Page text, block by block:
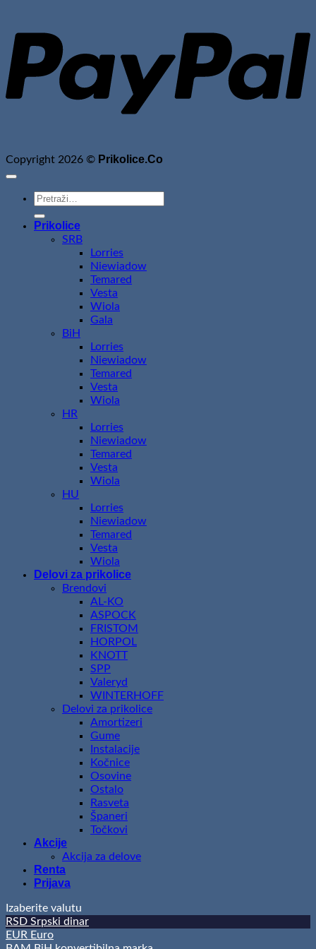
Copyright 2026 © Prikolice.Co
Pretraži:
Prikolice
SRB
Lorries
Niewiadow
Temared
Vesta
Wiola
Gala
BiH
Lorries
Niewiadow
Temared
Vesta
Wiola
HR
Lorries
Niewiadow
Temared
Vesta
Wiola
HU
Lorries
Niewiadow
Temared
Vesta
Wiola
Delovi za prikolice
Brendovi
AL-KO
ASPOCK
FRISTOM
HORPOL
KNOTT
SPP
Valeryd
WINTERHOFF
Delovi za prikolice
Amortizeri
Gume
Instalacije
Kočnice
Osovine
Ostalo
Rasveta
Španeri
Točkovi
Akcije
Akcija za delove
Renta
Prijava
Izaberite valutu
RSD Srpski dinar
EUR Euro